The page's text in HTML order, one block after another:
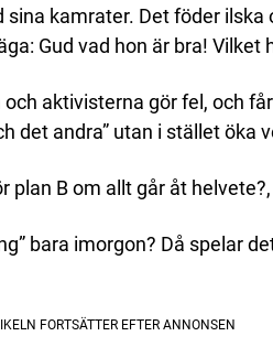
kamrater. Det föder ilska
Gud vad hon är bra! Vilket
aktivisterna gör fel, och
det andra” utan i stället öka
plan B om allt går åt
bara imorgon? Då spelar